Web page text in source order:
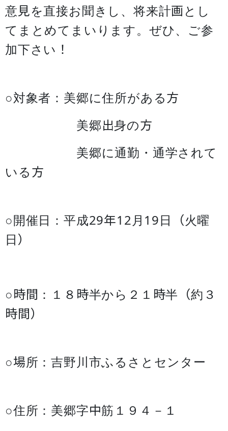
意見を直接お聞きし、将来計画とし
てまとめてまいります。ぜひ、ご参
加下さい！
○対象者：美郷に住所がある方
美郷出身の方
美郷に通勤・通学されて
いる方
○開催日：平成29年12月19日（火曜
日）
○時間：１８時半から２１時半（約３
時間）
○場所：吉野川市ふるさとセンター
○住所：美郷字中筋１９４－１